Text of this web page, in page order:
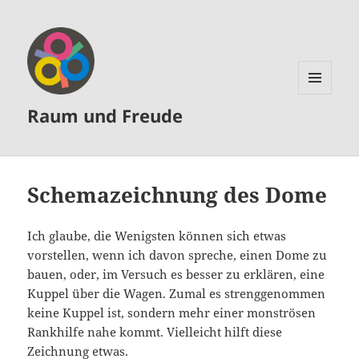
Raum und Freude
Schemazeichnung des Dome
Ich glaube, die Wenigsten können sich etwas
vorstellen, wenn ich davon spreche, einen Dome zu
bauen, oder, im Versuch es besser zu erklären, eine
Kuppel über die Wagen. Zumal es strenggenommen
keine Kuppel ist, sondern mehr einer monströsen
Rankhilfe nahe kommt. Vielleicht hilft diese
Zeichnung etwas.